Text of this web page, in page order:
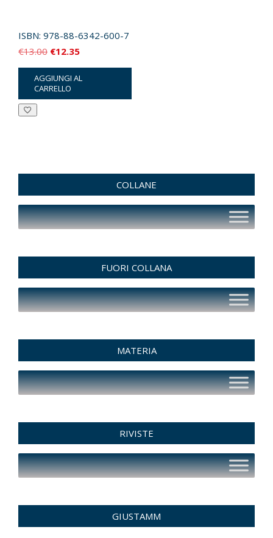
ISBN: 978-88-6342-600-7
€13.00 Il
prezzo
originale
era:
€12.35Il
prezzo
attuale
è:
AGGIUNGI AL
CARRELLO
COLLANE
FUORI COLLANA
MATERIA
RIVISTE
GIUSTAMM